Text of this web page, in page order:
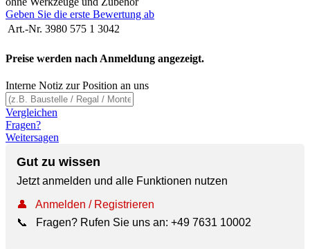
Geben Sie die erste Bewertung ab
Art.-Nr. 3980 575 1 3042
Preise werden nach Anmeldung angezeigt.
Interne Notiz zur Position an uns
Vergleichen
Fragen?
Weitersagen
Gut zu wissen
Jetzt anmelden und alle Funktionen nutzen
👤
Anmelden / Registrieren
📞
Fragen? Rufen Sie uns an: +49 7631 10002